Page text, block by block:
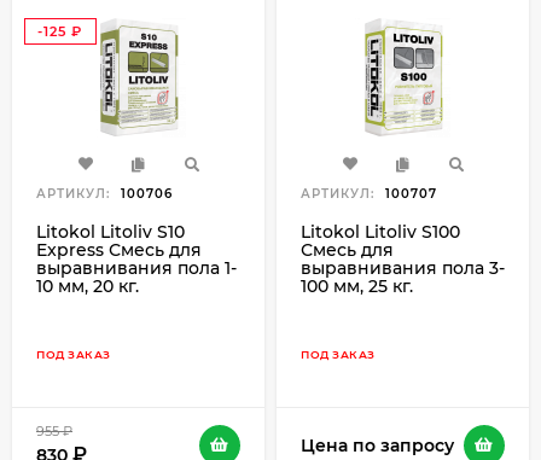
-125
АРТИКУЛ: 100706
Litokol Litoliv S10
Express Смесь для
выравнивания пола 1-
10 мм, 20 кг.
ПОД ЗАКАЗ
955
830
АРТИКУЛ: 100707
Litokol Litoliv S100
Смесь для
выравнивания пола 3-
100 мм, 25 кг.
ПОД ЗАКАЗ
Цена по запросу